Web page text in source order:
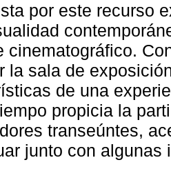
por este recurso
cinematográfico.
la sala de
de una
propicia la
transeúntes,
junto con algunas